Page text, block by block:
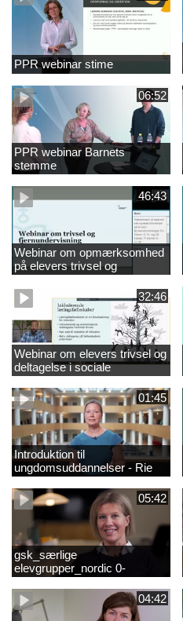
PPR webinar stime
06:52
PPR webinar Barnets
stemme
46:43
Webinar om opmærksomhed
på elevers trivsel og
fællesskaber i
fjernundervisning 5. – 9. og
10. klasse
32:46
Webinar om elevers trivsel og
deltagelse i sociale
fællesskaber – inspiration og
viden til skoleledere og
ressourcepersoner
01:45
Introduktion til
ungdomsuddannelser - Rie
Thomsen
05:42
gsk_særlige
elevgrupper_nordic 0-
24_frederikshavn
04:42